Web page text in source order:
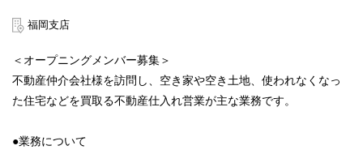
福岡支店
＜オープニングメンバー募集＞
不動産仲介会社様を訪問し、空き家や空き土地、使われなくなっ
た住宅などを買取る不動産仕入れ営業が主な業務です。
●業務について